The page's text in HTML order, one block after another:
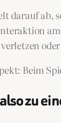
darauf ab,
Beim
zu